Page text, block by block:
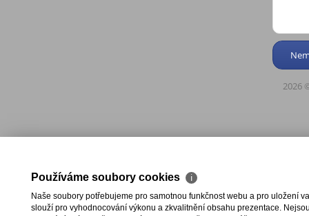
2026
Používáme soubory cookies ℹ
Naše soubory potřebujeme pro samotnou funkčnost webu a pro uložení
slouží pro vyhodnocování výkonu a zkvalitnění obsahu prezentace.